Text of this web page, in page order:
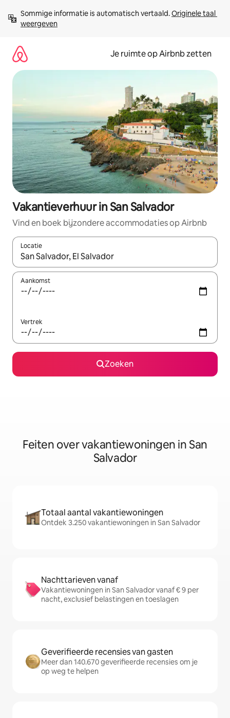
direct
naar
Sommige informatie is automatisch vertaald. Originele taal
weergeven
Je ruimte op Airbnb zetten
Vakantieverhuur in San Salvador
Vind en boek bijzondere accommodaties op Airbnb
Locatie
Wanneer er suggesties beschikbaar zijn, maak je een keuze
Aankomst
Vertrek
Zoeken
Feiten over vakantiewoningen in San
Salvador
Totaal aantal vakantiewoningen
Ontdek 3.250 vakantiewoningen in San Salvador
Nachttarieven vanaf
Vakantiewoningen in San Salvador vanaf € 9 per
nacht, exclusief belastingen en toeslagen
Geverifieerde recensies van gasten
Meer dan 140.670 geverifieerde recensies om je
op weg te helpen